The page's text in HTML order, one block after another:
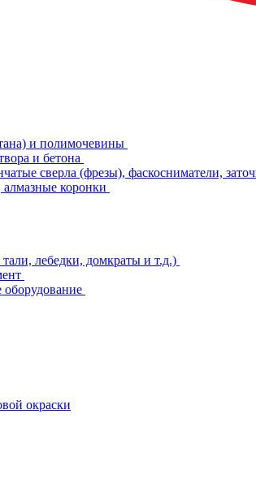
и полимочевины
и бетона
сверла (фрезы), фаскосниматели,
алмазные коронки
лебедки, домкраты и т.д.)
окраски